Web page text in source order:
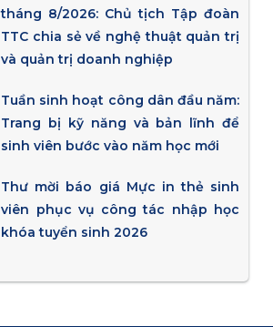
tháng 8/2026: Chủ tịch Tập đoàn
TTC chia sẻ về nghệ thuật quản trị
và quản trị doanh nghiệp
Tuần sinh hoạt công dân đầu năm:
Trang bị kỹ năng và bản lĩnh để
sinh viên bước vào năm học mới
Thư mời báo giá Mực in thẻ sinh
viên phục vụ công tác nhập học
khóa tuyển sinh 2026